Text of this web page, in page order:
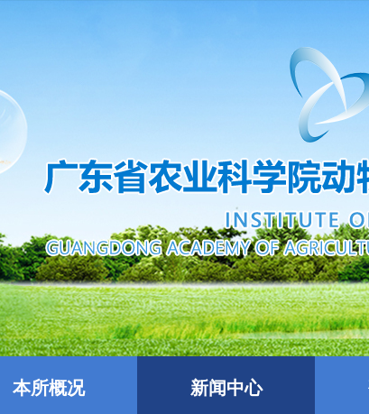
本所概况 新闻中心